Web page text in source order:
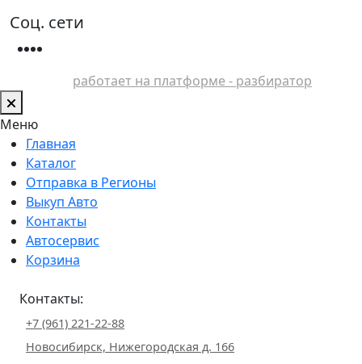
Соц. сети
работает на платформе - разбиратор
Меню
Главная
Каталог
Отправка в Регионы
Выкуп Авто
Контакты
Автосервис
Корзина
Контакты:
+7 (961) 221-22-88
Новосибирск, Нижегородская д. 166